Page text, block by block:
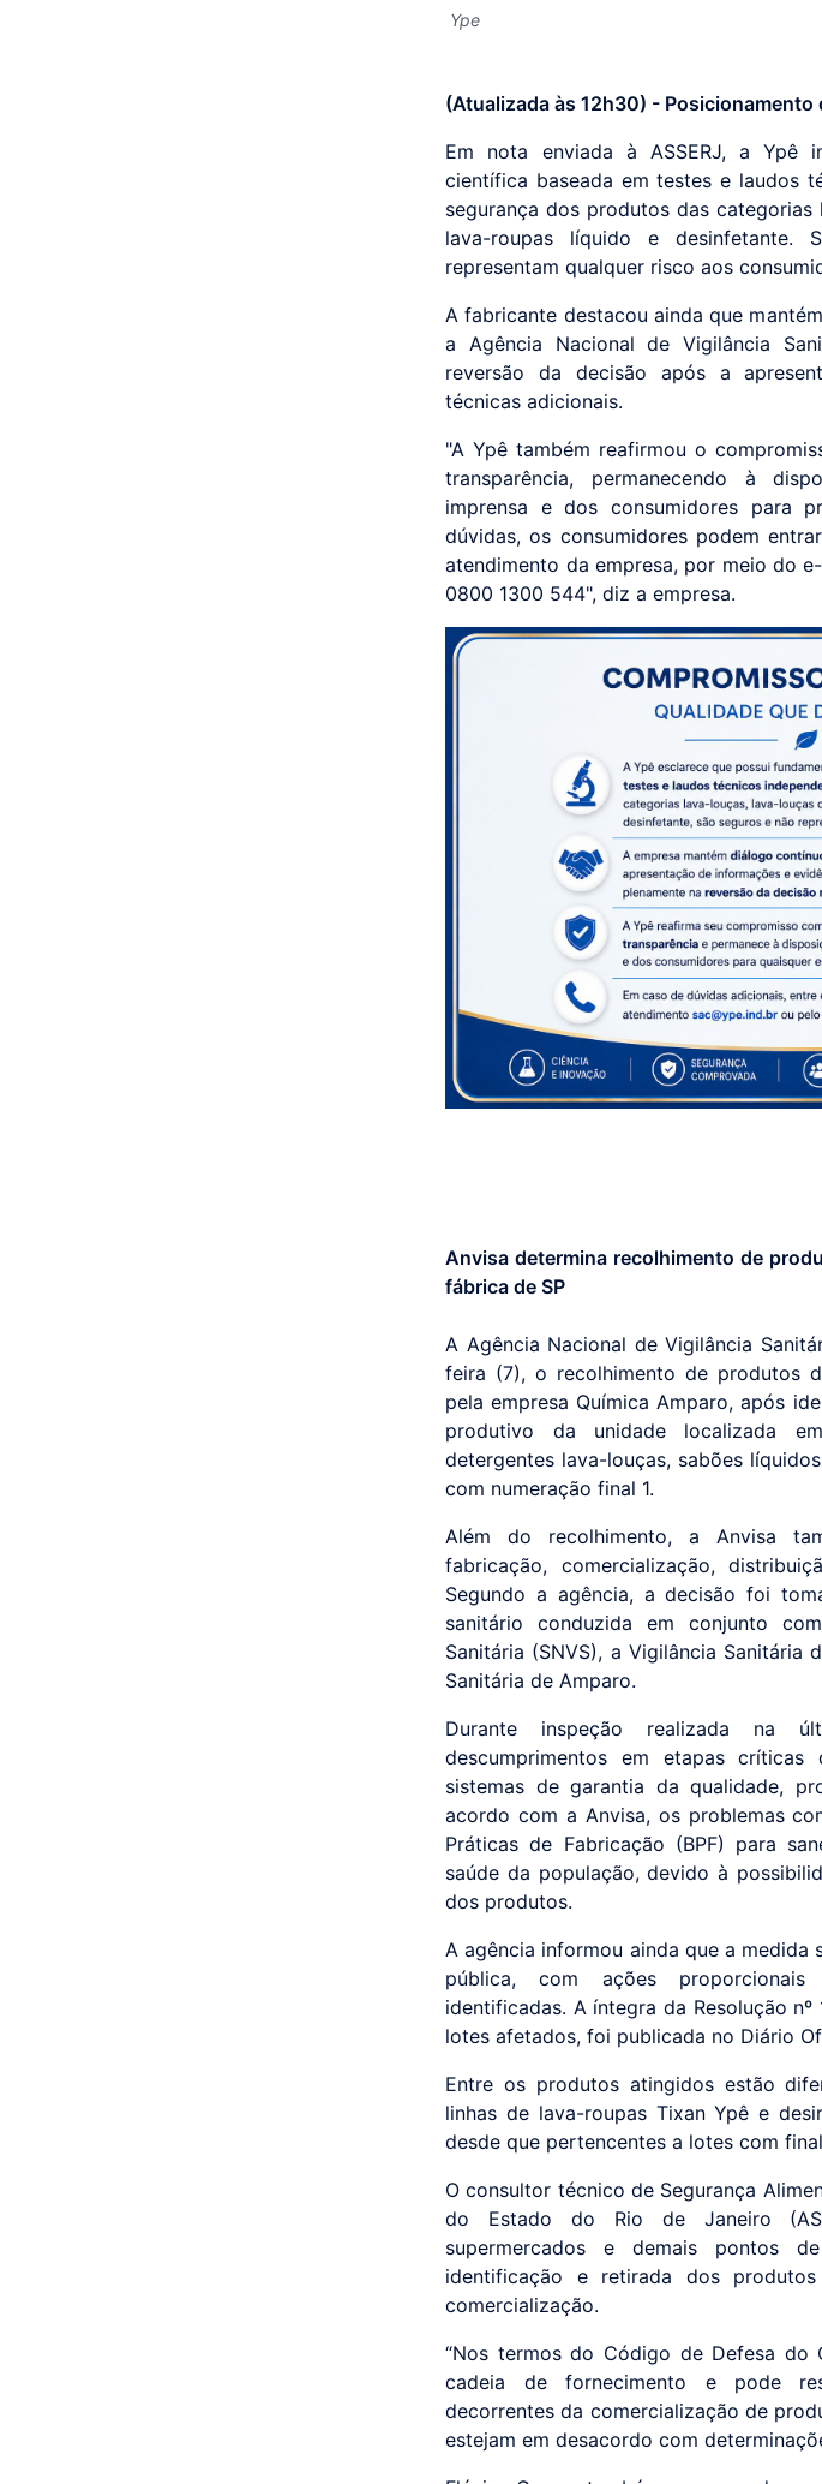
Ype
(Atualizada às 12h30) - Posicionamento
Em nota enviada à ASSERJ, a Ypê
científica baseada em testes e laudos
segurança dos produtos das
lava-roupas líquido e desinfetante.
representam qualquer risco aos
A fabricante destacou ainda que
a Agência Nacional de Vigilância
reversão da decisão após a
técnicas adicionais.
"A Ypê também reafirmou o
transparência, permanecendo à
imprensa e dos consumidores para
dúvidas, os consumidores podem
atendimento da empresa, por meio do
0800 1300 544", diz a empresa.
Anvisa determina recolhimento de
fábrica de SP
A Agência Nacional de Vigilância
feira (7), o recolhimento de produtos
pela empresa Química Amparo, após
produtivo da unidade localizada
detergentes lava-louças, sabões
com numeração final 1.
Além do recolhimento, a Anvisa
fabricação, comercialização,
Segundo a agência, a decisão foi
sanitário conduzida em conjunto
Sanitária (SNVS), a Vigilância Sanitária
Sanitária de Amparo.
Durante inspeção realizada na
descumprimentos em etapas
sistemas de garantia da qualidade,
acordo com a Anvisa, os problemas
Práticas de Fabricação (BPF) para
saúde da população, devido à
dos produtos.
A agência informou ainda que a
pública, com ações
identificadas. A íntegra da Resolução
lotes afetados, foi publicada no Diário
Entre os produtos atingidos estão
linhas de lava-roupas Tixan Ypê e
desde que pertencentes a lotes com final
O consultor técnico de Segurança
do Estado do Rio de Janeiro
supermercados e demais pontos
identificação e retirada dos
comercialização.
“Nos termos do Código de Defesa do
cadeia de fornecimento e pode
decorrentes da comercialização de
estejam em desacordo com